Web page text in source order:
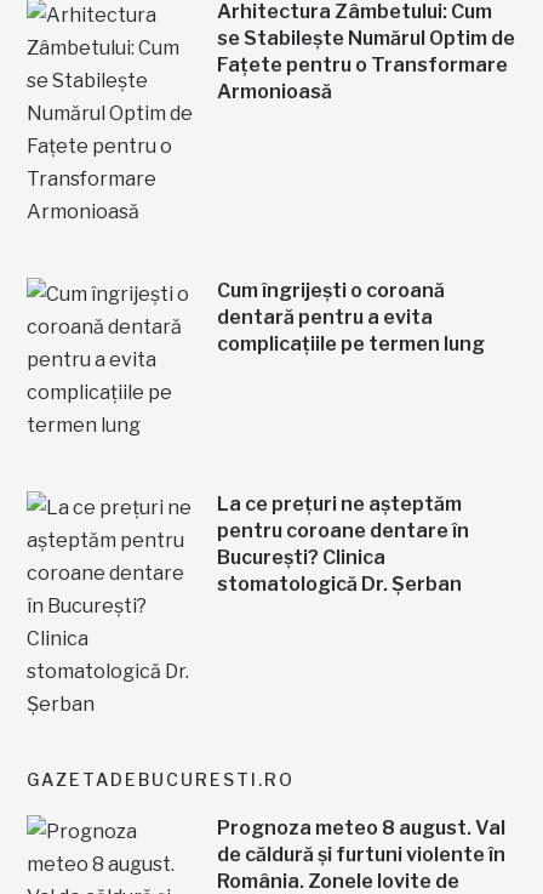
Arhitectura Zâmbetului: Cum
se Stabilește Numărul Optim de
Fațete pentru o Transformare
Armonioasă
Cum îngrijești o coroană
dentară pentru a evita
complicațiile pe termen lung
La ce prețuri ne așteptăm
pentru coroane dentare în
București? Clinica
stomatologică Dr. Șerban
GAZETADEBUCURESTI.RO
Prognoza meteo 8 august. Val
de căldură și furtuni violente în
România. Zonele lovite de